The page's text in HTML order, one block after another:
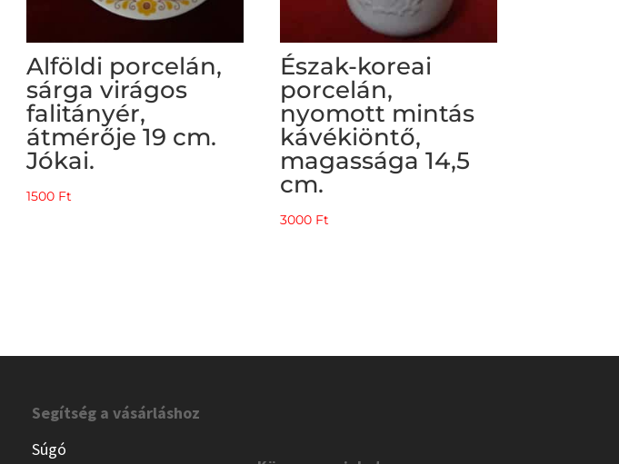
Alföldi porcelán,
sárga virágos
falitányér,
átmérője 19 cm.
Jókai.
1500 Ft
Észak-koreai
porcelán,
nyomott mintás
kávékiöntő,
magassága 14,5
cm.
3000 Ft
Segítség a vásárláshoz
Súgó